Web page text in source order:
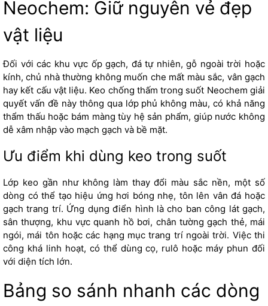
Neochem: Giữ nguyên vẻ đẹp
vật liệu
Đối với các khu vực ốp gạch, đá tự nhiên, gỗ ngoài trời hoặc
kính, chủ nhà thường không muốn che mất màu sắc, vân gạch
hay kết cấu vật liệu. Keo chống thấm trong suốt Neochem giải
quyết vấn đề này thông qua lớp phủ không màu, có khả năng
thẩm thấu hoặc bám màng tùy hệ sản phẩm, giúp nước không
dễ xâm nhập vào mạch gạch và bề mặt.
Ưu điểm khi dùng keo trong suốt
Lớp keo gần như không làm thay đổi màu sắc nền, một số
dòng có thể tạo hiệu ứng hơi bóng nhẹ, tôn lên vân đá hoặc
gạch trang trí. Ứng dụng điển hình là cho ban công lát gạch,
sân thượng, khu vực quanh hồ bơi, chân tường gạch thẻ, mái
ngói, mái tôn hoặc các hạng mục trang trí ngoài trời. Việc thi
công khá linh hoạt, có thể dùng cọ, rulô hoặc máy phun đối
với diện tích lớn.
Bảng so sánh nhanh các dòng